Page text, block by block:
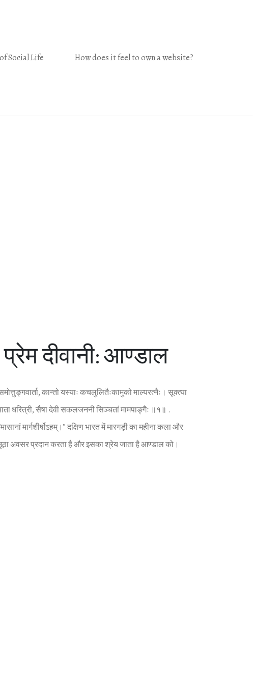
Social Life How does it feel to own a website?
दीवानी: आण्डाल
कान्तो यस्याः कचलुलितैःकामुको माल्यरत्नैः। सूक्त्या
धरित्री, सैषा देवी सकलजननी सिञ्चतां मामपाङ्गैः ॥१॥ .
मार्गशीर्षोऽहम्।” दक्ष‍िण भारत में मारगड़ी का महीना कला और
अवसर प्रदान करता है और इसका श्रेय जाता है आण्डाल को।